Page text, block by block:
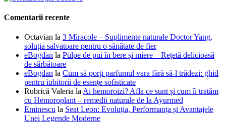
Comentarii recente
Octavian la 3 Miracole – Suplimente naturale Doctor Yang,
soluția salvatoare pentru o sănătate de fier
eBogdan la Pulpe de pui în bere și miere – Rețetă delicioasă
de sărbătoare
eBogdan la Cum să porți parfumul vara fără să-l trădezi: ghid
pentru iubitorii de esențe sofisticate
Rubrică Valeria la Ai hemoroizi? Afla ce sunt și cum îi tratăm
cu Hemoroplant – remedii naturale de la Ayurmed
Eminescu la Seat Leon: Evoluția, Performanța și Avantajele
Unei Legende Moderne